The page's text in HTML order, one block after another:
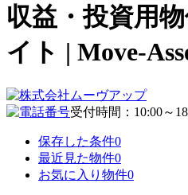
収益・投資用
イト | Move-
受付時間：10:00～
保存した条件0
最近見た物件0
お気に入り物件0